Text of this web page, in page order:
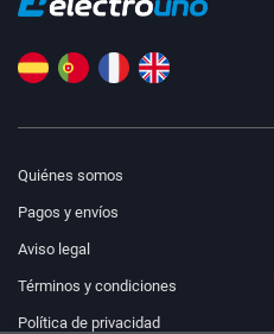
Quiénes somos
Pagos y envíos
Aviso legal
Términos y condiciones
Política de privacidad